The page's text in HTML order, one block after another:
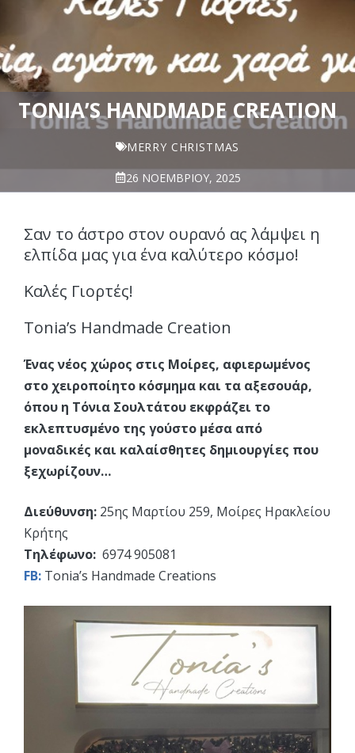
TONIA’S HANDMADE CREATION
MERRY CHRISTMAS
26 ΝΟΕΜΒΡΊΟΥ, 2025
Σαν το άστρο στον ουρανό ας λάμψει η
ελπίδα μας για ένα καλύτερο κόσμο!
Καλές Γιορτές!
Tonia’s Handmade Creation
Ένας νέος χώρος στις Μοίρες, αφιερωμένος
στο χειροποίητο κόσμημα και τα αξεσουάρ,
όπου η Τόνια Σουλτάτου εκφράζει το
εκλεπτυσμένο της γούστο μέσα από
μοναδικές και καλαίσθητες δημιουργίες που
ξεχωρίζουν…
Διεύθυνση: 25ης Μαρτίου 259, Μοίρες Ηρακλείου
Κρήτης
Τηλέφωνο: 6974 905081
FB: Tonia’s Handmade Creations